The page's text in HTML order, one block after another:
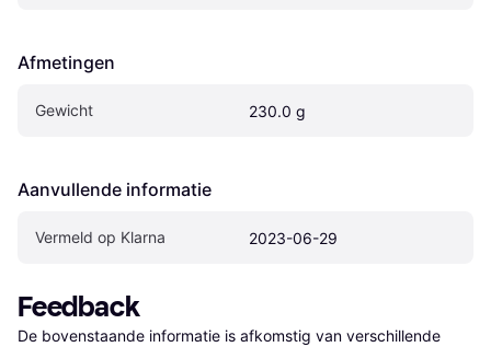
Afmetingen
Gewicht 230.0 g
Aanvullende informatie
Vermeld op Klarna 2023-06-29
Feedback
De bovenstaande informatie is afkomstig van verschillende